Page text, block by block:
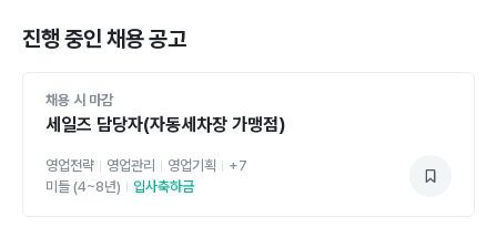
진행 중인 채용 공고
채용 시 마감
세일즈 담당자(자동세차장 가맹점)
영업전략 영업관리 영업기획 +7
미들 (4~8년)
입사축하금